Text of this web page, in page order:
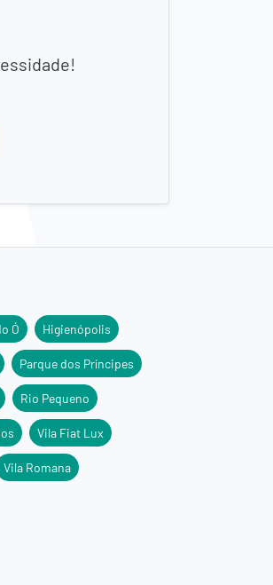
Ó Higienópolis
Parque dos Príncipes
Rio Pequeno
Vila Fiat Lux
Vila Romana